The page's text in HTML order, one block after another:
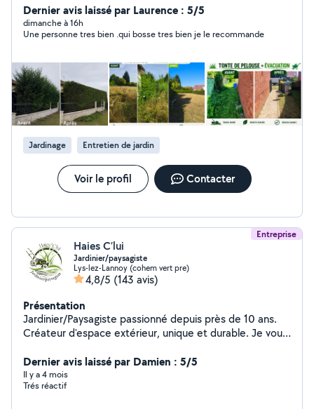
objectif est de satisfaire mes clients et, à terme, de
créer ma propre entreprise.
Dernier avis laissé par Laurence : 5/5
dimanche à 16h
Une personne tres bien .qui bosse tres bien je le recommande
Jardinage Entretien de jardin
Voir le profil Contacter
Entreprise
Haies C’lui
Jardinier/paysagiste
Lys-lez-Lannoy (cohem vert pre)
4,8/5 (143 avis)
Présentation
Jardinier/Paysagiste passionné depuis près de 10 ans.
Créateur d'espace extérieur, unique et durable. Je vous
transformer, réhabiliter et entretenir vos extérieurs :
Création de jardins sur mesure : engazonnement (semis
ou placage), plantations, création de massifs, tous
Dernier avis laissé par Damien : 5/5
Il y a 4 mois
Trés réactif